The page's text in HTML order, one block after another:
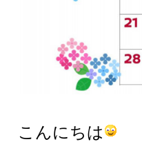
こんにちは